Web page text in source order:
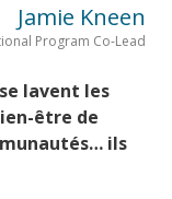
Jamie Kneen
Program Co-Lead
lavent les
être de
ils